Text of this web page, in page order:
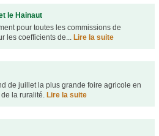
le Hainaut
pour toutes les commissions de
les coefficients de... Lire la suite
de juillet la plus grande foire agricole en
la ruralité. Lire la suite